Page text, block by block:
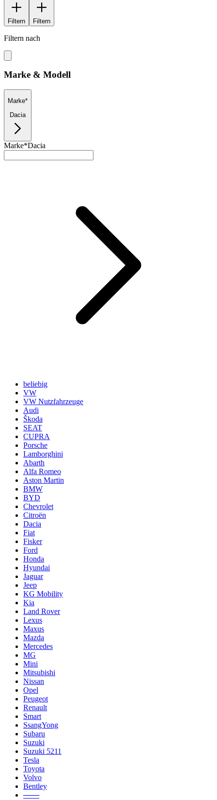
Filtern Filtern
Filtern nach
Marke & Modell
Marke*
Dacia
Marke*Dacia
beliebig
VW
VW Nutzfahrzeuge
Audi
Škoda
SEAT
CUPRA
Porsche
Lamborghini
Abarth
Alfa Romeo
Aston Martin
BMW
BYD
Chevrolet
Citroën
Dacia
Fiat
Fisker
Ford
Honda
Hyundai
Jaguar
Jeep
KG Mobility
Kia
Land Rover
Lexus
Maxus
Mazda
Mercedes
MG
Mini
Mitsubishi
Nissan
Opel
Peugeot
Renault
Smart
SsangYong
Subaru
Suzuki
Suzuki 5211
Tesla
Toyota
Volvo
Bentley
───